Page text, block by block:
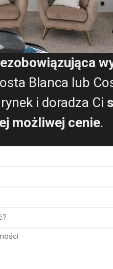
Mapa
Blanca lub
i doradza Ci
możliwej cenie.